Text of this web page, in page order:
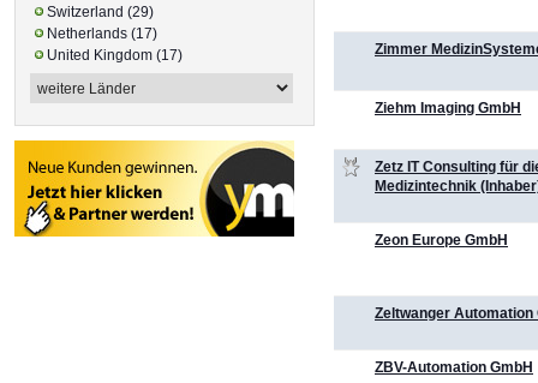
Zimmer
Ziehm Imaging GmbH
Zetz IT Consulting für
Medizintechnik
Zeon Europe GmbH
Zeltwanger Automation
ZBV-Automation GmbH
Switzerland (29)
Netherlands (17)
United Kingdom (17)